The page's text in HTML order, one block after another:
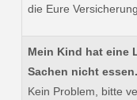
die Eure
Mein Kind hat eine
Sachen nicht
Kein Problem, bitte